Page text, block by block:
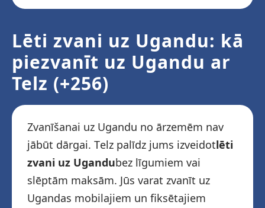
Lēti zvani uz Ugandu: kā
piezvanīt uz Ugandu ar
Telz (+256)
Zvanīšanai uz Ugandu no ārzemēm nav
jābūt dārgai. Telz palīdz jums izveidotlēti
zvani uz Ugandubez līgumiem vai
slēptām maksām. Jūs varat zvanīt uz
Ugandas mobilajiem un fiksētajiem